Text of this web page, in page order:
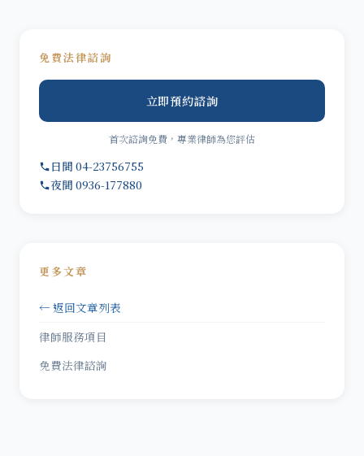
免費法律諮詢
立即預約諮詢
首次諮詢免費，專業律師為您評估
日間 04-23756755
夜間 0936-177880
更多文章
← 返回文章列表
律師服務項目
免費法律諮詢